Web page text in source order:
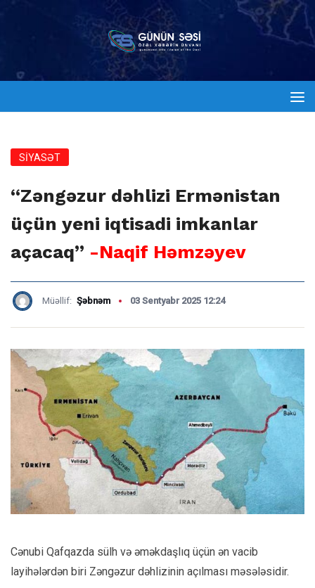
SİYASƏT
“Zəngəzur dəhlizi Ermənistan
üçün yeni iqtisadi imkanlar
açacaq” -Naqif Həmzəyev
Müəllif: Şəbnəm 03 Sentyabr 2025 12:24
Cənubi Qafqazda sülh və əməkdaşlıq üçün ən vacib
layihələrdən biri Zəngəzur dəhlizinin açılması məsələsidir.